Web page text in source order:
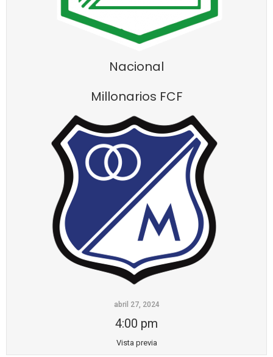
Nacional
Millonarios FCF
abril 27, 2024
4:00 pm
Vista previa